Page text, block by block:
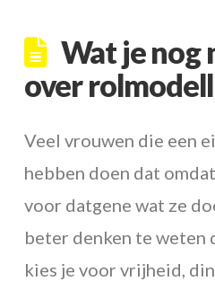
Wat je nog
over
Veel vrouwen die een
hebben doen dat
voor datgene wat ze
beter denken te weten
kies je voor vrijheid,